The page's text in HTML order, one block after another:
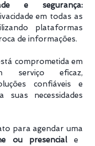
e segurança:
em todas as
plataformas
de informações.
comprometida em
serviço eficaz,
confiáveis e
suas necessidades
para agendar uma
ou presenciale